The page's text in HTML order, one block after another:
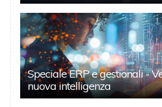
Speciale ERP e gestionali -
nuova intelligenza